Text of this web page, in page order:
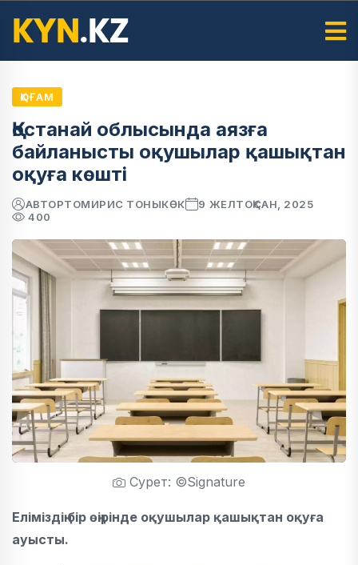
ҚОҒАМ
Қостанай облысында аязға
байланысты оқушылар қашықтан
оқуға көшті
АВТОРТОМИРИС ТОНЫКӨК
9 ЖЕЛТОҚСАН, 2025
400
Сурет: ©Signature
Еліміздің бір өңірінде оқушылар қашықтан оқуға
ауысты.